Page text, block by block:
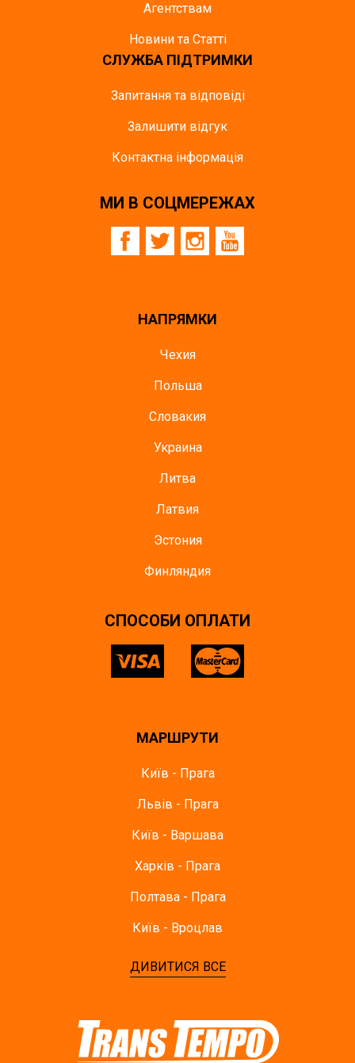
Агентствам
Новини та Статті
СЛУЖБА ПІДТРИМКИ
Запитання та відповіді
Залишити відгук
Контактна інформація
МИ В СОЦМЕРЕЖАХ
НАПРЯМКИ
Чехия
Польша
Словакия
Украина
Литва
Латвия
Эстония
Финляндия
СПОСОБИ ОПЛАТИ
МАРШРУТИ
Київ - Прага
Львів - Прага
Київ - Варшава
Харків - Прага
Полтава - Прага
Київ - Вроцлав
ДИВИТИСЯ ВСЕ